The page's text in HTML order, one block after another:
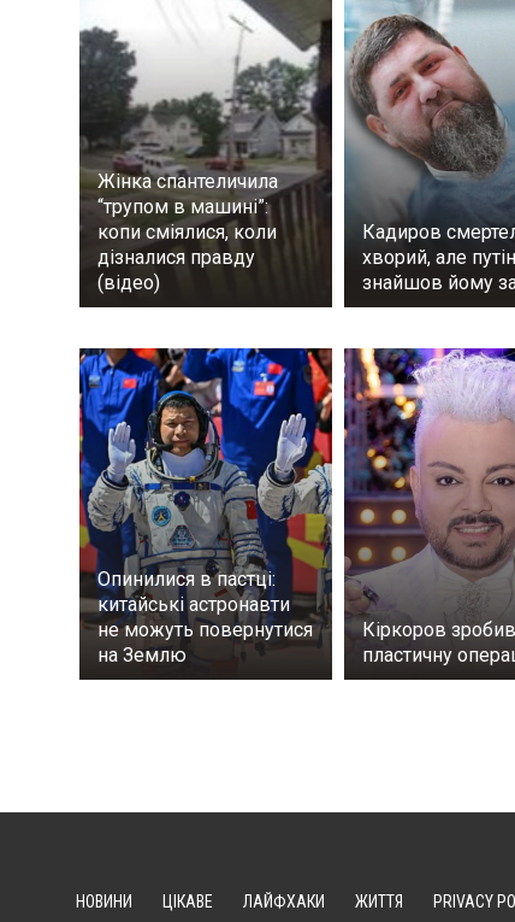
Жінка спантеличила
“трупом в машині”:
копи сміялися, коли
дізналися правду
(відео)
Кадиров
хворий, але
знайшов йому
Опинилися в пастці:
китайські астронавти
не можуть повернутися
на Землю
Кіркоров
пластичну
НОВИНИ ЦІКАВЕ ЛАЙФХАКИ ЖИТТЯ PRIVACY